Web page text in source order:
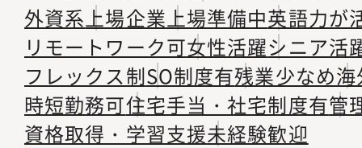
外資系上場企業上場準備中英語力が
リモートワーク可女性活躍シニア活
フレックス制SO制度有残業少なめ
時短勤務可住宅手当・社宅制度有管
資格取得・学習支援未経験歓迎